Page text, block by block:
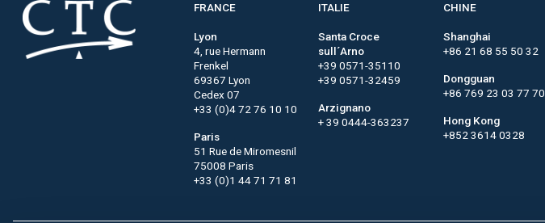
FRANCE
Lyon
4, rue Hermann
Frenkel
69367 Lyon
Cedex 07
+33 (0)4 72 76 10 10
Paris
51 Rue de Miromesnil
75008 Paris
+33 (0)1 44 71 71 81
ITALIE
Santa Croce
sull´Arno
+39 0571-35110
+39 0571-32459
Arzignano
+ 39 0444-363237
CHINE
Shanghai
+86 21 68 55 50 32
Dongguan
+86 769 23 03 77 70
Hong Kong
+852 3614 0328